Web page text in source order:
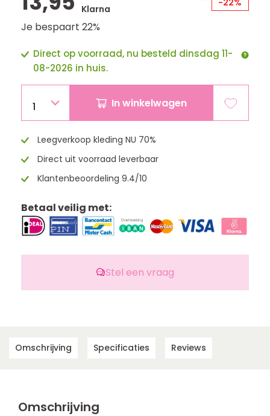
Klarna
-22%
Je bespaart 22%
Direct op voorraad, nu besteld dinsdag 11-
08-2026 in huis.
1 In winkelwagen
Leegverkoop kleding NU 70%
Direct uit voorraad leverbaar
Klantenbeoordeling 9.4/10
Betaal veilig met:
Stel een vraag
Omschrijving Specificaties Reviews
Omschrijving